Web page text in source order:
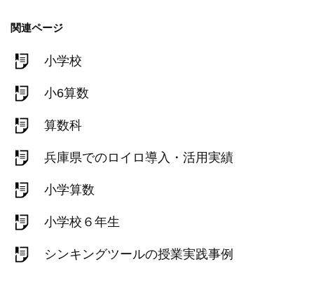
関連ページ
小学校
小6算数
算数科
兵庫県でのロイロ導入・活用実績
小学算数
小学校６年生
シンキングツールの授業実践事例